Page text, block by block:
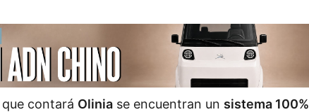
contará Olinia se encuentran un sistema 100%